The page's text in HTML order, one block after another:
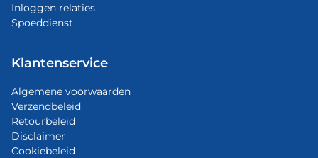
Inloggen relaties
Spoeddienst
Klantenservice
Algemene voorwaarden
Verzendbeleid
Retourbeleid
Disclaimer
Cookiebeleid